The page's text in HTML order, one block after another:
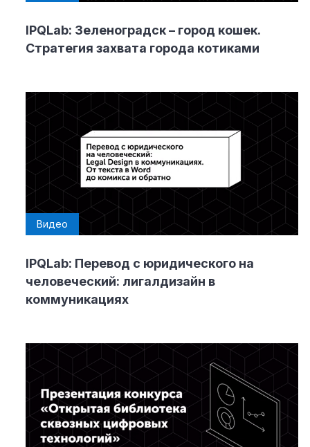
IPQLab: Зеленоградск – город кошек.
Стратегия захвата города котиками
Видео
IPQLab: Перевод с юридического на
человеческий: лигалдизайн в
коммуникациях